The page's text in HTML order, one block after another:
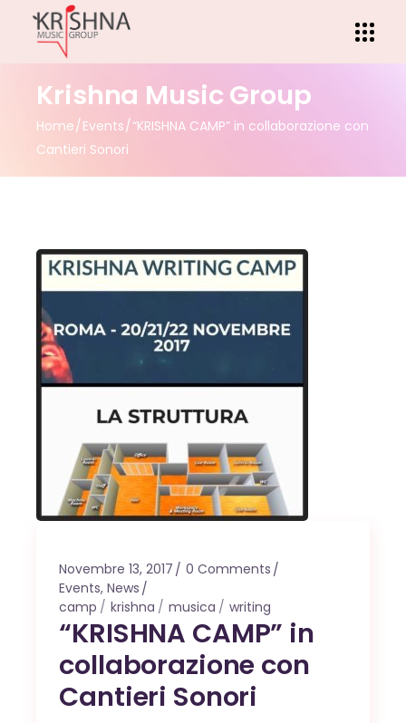
Krishna Music Group
Home Events “KRISHNA CAMP” in collaborazione con
Cantieri Sonori
Novembre 13, 2017
0 Comments
Events,News
camp
krishna musica writing
“KRISHNA CAMP” in
collaborazione con
Cantieri Sonori